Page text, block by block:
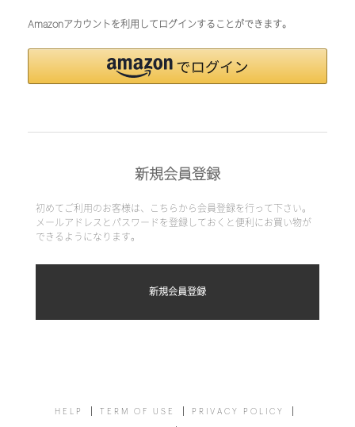
Amazonアカウントを利用してログインすることができます。
新規会員登録
初めてご利用のお客様は、こちらから会員登録を行って下さい。
メールアドレスとパスワードを登録しておくと便利にお買い物が
できるようになります。
HELP TERM OF USE PRIVACY POLICY